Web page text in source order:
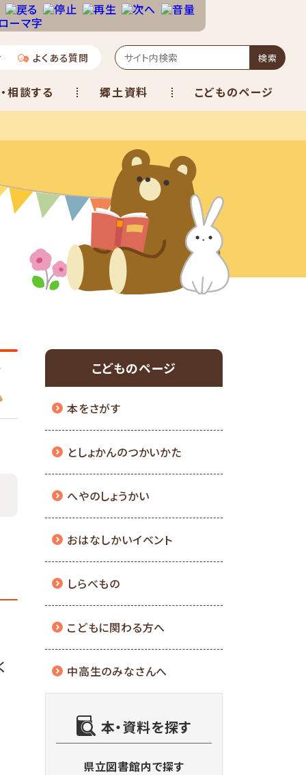
相談する 郷土資料 こどものページ
よくある質問 検索
こどものページ
本をさがす
としょかんのつかいかた
へやのしょうかい
おはなしかいイベント
しらべもの
こどもに関わる方へ
中高生のみなさんへ
本・資料を探す
県立図書館内で探す